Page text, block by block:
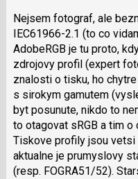
Nejsem fotograf, ale
IEC61966-2.1 (to co
AdobeRGB je tu proto,
zdrojovy profil (expert
znalosti o tisku, ho
s sirokym gamutem
byt posunute, nikdo to
to otagovat sRGB a tim
Tiskove profily jsou vetsi
aktualne je prumyslovy
(resp. FOGRA51/52).